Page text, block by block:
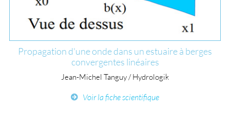
Propagation d'une onde dans un estuaire à berges
convergentes linéaires
Jean-Michel Tanguy / Hydrologik
Voir la fiche scientifique